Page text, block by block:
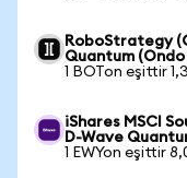
RoboStrategy
Quantum
1 BOTon eşittir
iShares MSCI
D-Wave
1 EWYon eşittir